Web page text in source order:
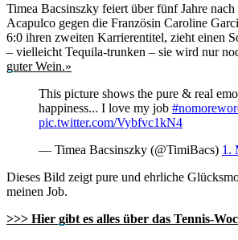
Timea Bacsinszky feiert über fünf Jahre
Acapulco gegen die Französin Caroline
6:0 ihren zweiten Karrierentitel, zieht einen
– vielleicht Tequila-trunken – sie wird nur
guter Wein.»
This picture shows the pure & real
happiness... I love my job
pic.twitter.com/Vybfvc1kN4
— Timea Bacsinszky (@TimiBacs) 1.
Dieses Bild zeigt pure und ehrliche
meinen Job.
>>> Hier gibt es alles über das Tennis-